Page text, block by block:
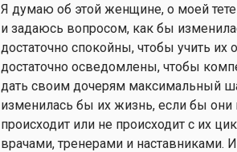
Я думаю об этой женщине, о моей
и задаюсь вопросом, как бы
достаточно спокойны, чтобы учить
достаточно осведомлены, чтобы
дать своим дочерям максимальный
изменилась бы их жизнь, если бы они
происходит или не происходит с их
врачами, тренерами и наставниками.